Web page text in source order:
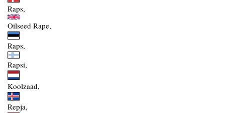
Raps,
Oilseed Rape,
Raps,
Rapsi,
Koolzaad,
Repja,